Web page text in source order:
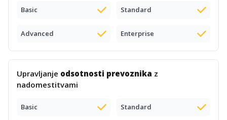
Basic Standard
Advanced Enterprise
Upravljanje odsotnosti prevoznika z
nadomestitvami
Basic Standard